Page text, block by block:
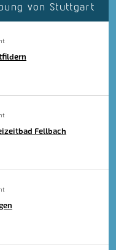
von Stuttgart
Fellbach